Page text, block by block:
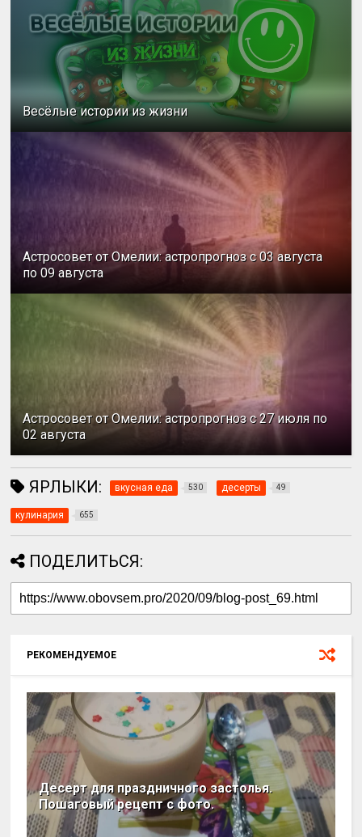
Весёлые истории из жизни
Астросовет от Омелии: астропрогноз с 03 августа
по 09 августа
Астросовет от Омелии: астропрогноз с 27 июля по
02 августа
ЯРЛЫКИ: вкусная еда 530 десерты 49
кулинария 655
ПОДЕЛИТЬСЯ:
РЕКОМЕНДУЕМОЕ
Десерт для праздничного застолья.
Пошаговый рецепт с фото.